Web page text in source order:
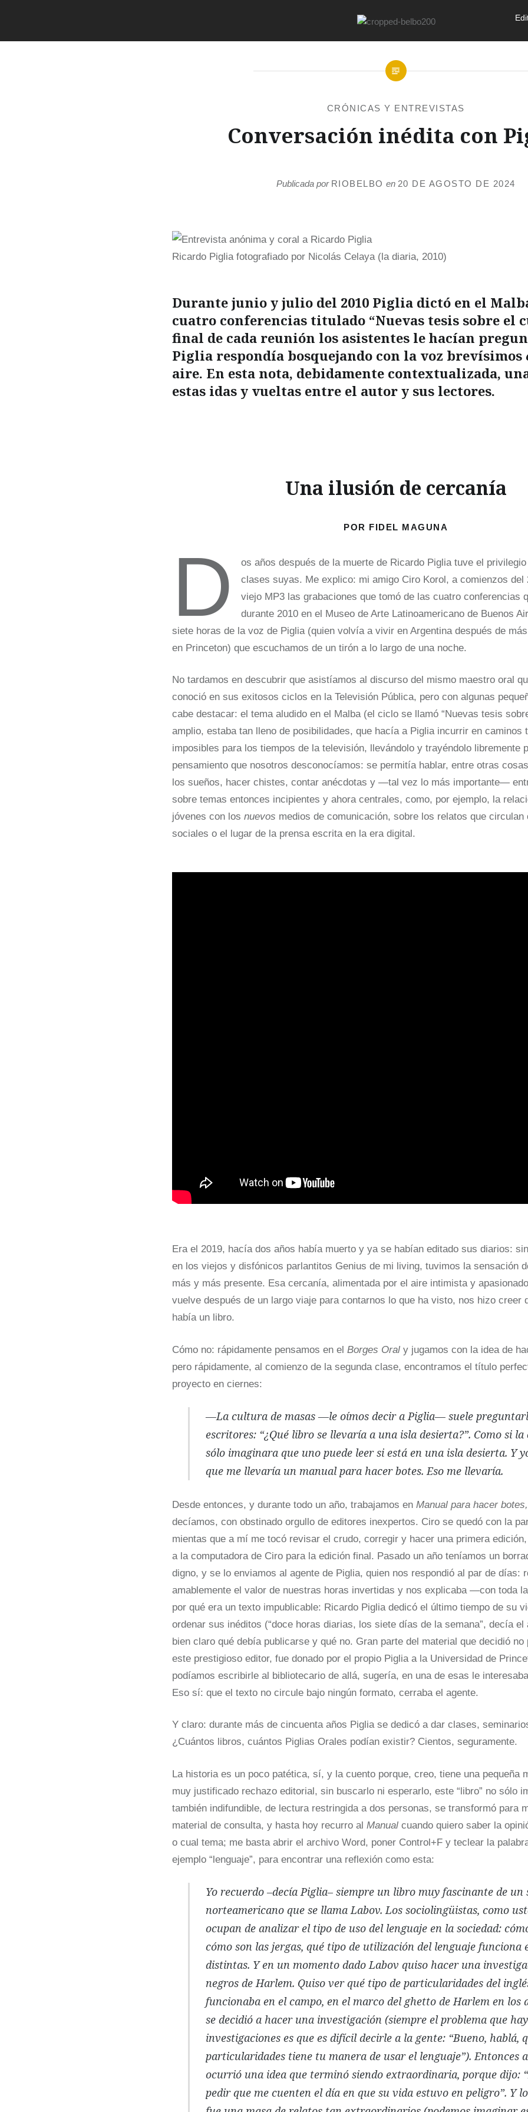
CRÓNICAS Y ENTREVISTAS
Conversación inédita con
Publicada por RIOBELBO en 20 DE AGOSTO DE 2024
Ricardo Piglia fotografiado por Nicolás Celaya (la diaria, 2010)
Durante junio y julio del 2010 Piglia dictó en el
cuatro conferencias titulado “Nuevas tesis sobre el
final de cada reunión los asistentes le hacían
Piglia respondía bosquejando con la voz brevísimos
aire. En esta nota, debidamente contextualizada,
estas idas y vueltas entre el autor y sus lectores.
Una ilusión de cercanía
POR FIDEL MAGUNA
D
os años después de la muerte de Ricardo Piglia tuve el
clases suyas. Me explico: mi amigo Ciro Korol, a comienzos del
viejo MP3 las grabaciones que tomó de las cuatro conferencias
durante 2010 en el Museo de Arte Latinoamericano de Buenos
siete horas de la voz de Piglia (quien volvía a vivir en Argentina después de
en Princeton) que escuchamos de un tirón a lo largo de una noche.
No tardamos en descubrir que asistíamos al discurso del mismo maestro oral
conoció en sus exitosos ciclos en la Televisión Pública, pero con algunas
cabe destacar: el tema aludido en el Malba (el ciclo se llamó “Nuevas tesis
amplio, estaba tan lleno de posibilidades, que hacía a Piglia incurrir en caminos
imposibles para los tiempos de la televisión, llevándolo y trayéndolo libremente
pensamiento que nosotros desconocíamos: se permitía hablar, entre otras
los sueños, hacer chistes, contar anécdotas y —tal vez lo más importante—
sobre temas entonces incipientes y ahora centrales, como, por ejemplo, la
jóvenes con los nuevos medios de comunicación, sobre los relatos que circulan
sociales o el lugar de la prensa escrita en la era digital.
Era el 2019, hacía dos años había muerto y ya se habían editado sus diarios:
en los viejos y disfónicos parlantitos Genius de mi living, tuvimos la sensación
más y más presente. Esa cercanía, alimentada por el aire intimista y
vuelve después de un largo viaje para contarnos lo que ha visto, nos hizo creer
había un libro.
Cómo no: rápidamente pensamos en el Borges Oraly jugamos con la idea de
pero rápidamente, al comienzo de la segunda clase, encontramos el título
proyecto en ciernes:
—La cultura de masas —le oímos decir a Piglia— suele
escritores: “¿Qué libro se llevaría a una isla desierta?”. Como si
sólo imaginara que uno puede leer si está en una isla desierta. Y
que me llevaría un manual para hacer botes. Eso me llevaría.
Desde entonces, y durante todo un año, trabajamos en Manual para hacer botes,
decíamos, con obstinado orgullo de editores inexpertos. Ciro se quedó con la
mientas que a mí me tocó revisar el crudo, corregir y hacer una primera
a la computadora de Ciro para la edición final. Pasado un año teníamos un
digno, y se lo enviamos al agente de Piglia, quien nos respondió al par de días:
amablemente el valor de nuestras horas invertidas y nos explicaba —con toda
por qué era un texto impublicable: Ricardo Piglia dedicó el último tiempo de su
ordenar sus inéditos (“doce horas diarias, los siete días de la semana”, decía el
bien claro qué debía publicarse y qué no. Gran parte del material que decidió
este prestigioso editor, fue donado por el propio Piglia a la Universidad de
podíamos escribirle al bibliotecario de allá, sugería, en una de esas le
Eso sí: que el texto no circule bajo ningún formato, cerraba el agente.
Y claro: durante más de cincuenta años Piglia se dedicó a dar clases,
¿Cuántos libros, cuántos Piglias Orales podían existir? Cientos, seguramente.
La historia es un poco patética, sí, y la cuento porque, creo, tiene una pequeña
muy justificado rechazo editorial, sin buscarlo ni esperarlo, este “libro” no sólo
también indifundible, de lectura restringida a dos personas, se transformó para
material de consulta, y hasta hoy recurro al Manualcuando quiero saber la
o cual tema; me basta abrir el archivo Word, poner Control+F y teclear la
ejemplo “lenguaje”, para encontrar una reflexión como esta:
Yo recuerdo –decía Piglia– siempre un libro muy fascinante de
norteamericano que se llama Labov. Los sociolingüistas, como
ocupan de analizar el tipo de uso del lenguaje en la sociedad:
cómo son las jergas, qué tipo de utilización del lenguaje funciona
distintas. Y en un momento dado Labov quiso hacer una
negros de Harlem. Quiso ver qué tipo de particularidades del
funcionaba en el campo, en el marco del ghetto de Harlem en los
se decidió a hacer una investigación (siempre el problema que
investigaciones es que es difícil decirle a la gente: “Bueno, hablá,
particularidades tiene tu manera de usar el lenguaje”). Entonces
ocurrió una idea que terminó siendo extraordinaria, porque dijo:
pedir que me cuenten el día en que su vida estuvo en peligro”. Y